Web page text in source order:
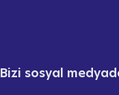
Bizi sosyal